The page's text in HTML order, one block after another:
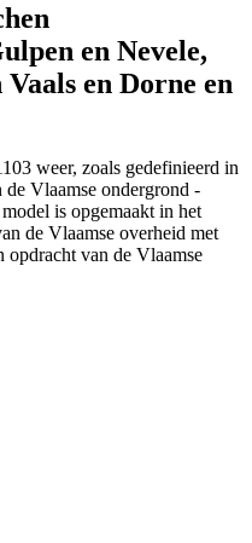
en Nevele,
en Dorne en
weer, zoals gedefinieerd in
Vlaamse ondergrond -
is opgemaakt in het
de Vlaamse overheid met
van de Vlaamse